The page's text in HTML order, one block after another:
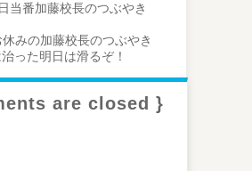
当番加藤校長のつぶやき
みの加藤校長のつぶやき
った明日は滑るぞ！
are closed }